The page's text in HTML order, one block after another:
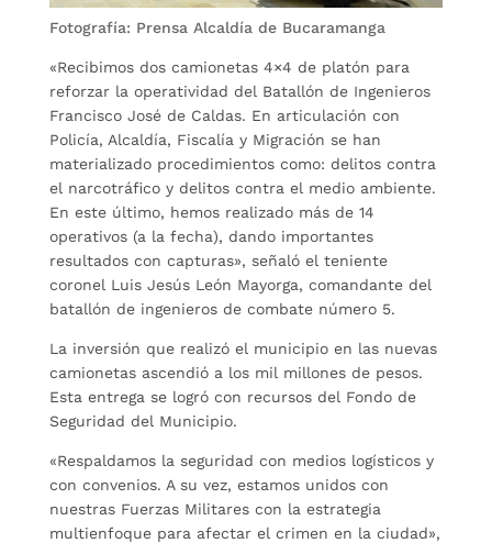
Fotografía: Prensa Alcaldía de Bucaramanga
«Recibimos dos camionetas 4×4 de platón para
reforzar la operatividad del Batallón de Ingenieros
Francisco José de Caldas. En articulación con
Policía, Alcaldía, Fiscalía y Migración se han
materializado procedimientos como: delitos contra
el narcotráfico y delitos contra el medio ambiente.
En este último, hemos realizado más de 14
operativos (a la fecha), dando importantes
resultados con capturas», señaló el teniente
coronel Luis Jesús León Mayorga, comandante del
batallón de ingenieros de combate número 5.
La inversión que realizó el municipio en las nuevas
camionetas ascendió a los mil millones de pesos.
Esta entrega se logró con recursos del Fondo de
Seguridad del Municipio.
«Respaldamos la seguridad con medios logísticos y
con convenios. A su vez, estamos unidos con
nuestras Fuerzas Militares con la estrategia
multienfoque para afectar el crimen en la ciudad»,